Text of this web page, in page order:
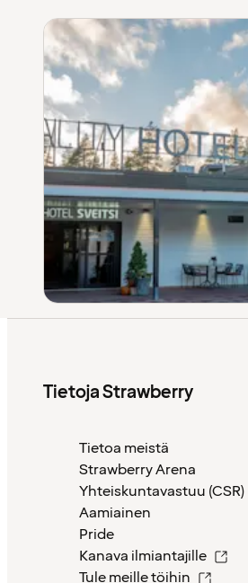
Tietoja Strawberry
Tietoa meistä
Strawberry Arena
Yhteiskuntavastuu (CSR)
Aamiainen
Pride
Kanava ilmiantajille
Tule meille töihin